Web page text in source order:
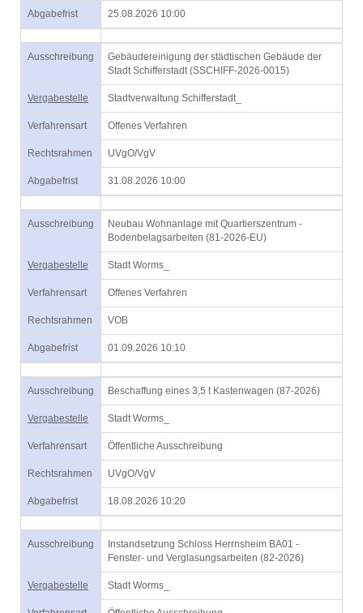
Abgabefrist 25.08.2026 10:00
Ausschreibung
Gebäudereinigung der städtischen Gebäude der
Stadt Schifferstadt (SSCHIFF-2026-0015)
Vergabestelle Stadtverwaltung Schifferstadt_
Verfahrensart Offenes Verfahren
Rechtsrahmen UVgO/VgV
Abgabefrist 31.08.2026 10:00
Ausschreibung
Neubau Wohnanlage mit Quartierszentrum -
Bodenbelagsarbeiten (81-2026-EU)
Vergabestelle Stadt Worms_
Verfahrensart Offenes Verfahren
Rechtsrahmen VOB
Abgabefrist 01.09.2026 10:10
Ausschreibung Beschaffung eines 3,5 t Kastenwagen (87-2026)
Vergabestelle Stadt Worms_
Verfahrensart Öffentliche Ausschreibung
Rechtsrahmen UVgO/VgV
Abgabefrist 18.08.2026 10:20
Ausschreibung
Instandsetzung Schloss Herrnsheim BA01 -
Fenster- und Verglasungsarbeiten (82-2026)
Vergabestelle Stadt Worms_